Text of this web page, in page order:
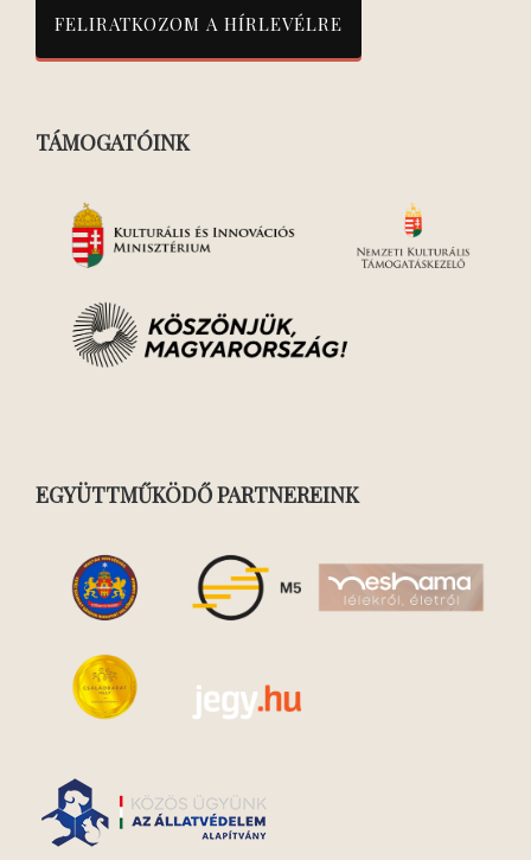
TÁMOGATÓINK
EGYÜTTMŰKÖDŐ PARTNEREINK